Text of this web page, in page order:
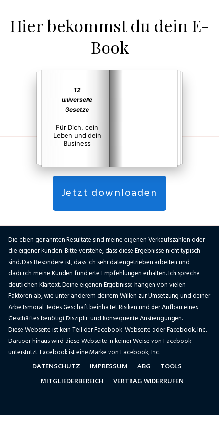
Hier bekommst du dein E-
Book
12
universelle
Gesetze
Für Dich, dein
Leben und dein
Business
Jetzt downloaden
Die oben genannten Resultate sind meine eigenen Verkaufszahlen oder
die eigener Kunden. Bitte verstehe, dass diese Ergebnisse nicht typisch
sind. Das Besondere ist, dass ich sehr datengetrieben arbeiten und
dadurch meine Kunden fundierte Empfehlungen erhalten. Ich spreche
deutlichen Klartext. Deine eigenen Ergebnisse hängen von vielen
Faktoren ab, wie unter anderem deinem Willen zur Umsetzung und deiner
Arbeitsmoral. Jedes Geschäft beinhaltet Risiken und der Aufbau eines
Geschäftes benötigt Disziplin und konsequente Anstrengungen.
Diese Webseite ist kein Teil der Facebook-Webseite oder Facebook, Inc.
Darüber hinaus wird diese Webseite in keiner Weise von Facebook
unterstützt. Facebook ist eine Marke von Facebook, Inc.
DATENSCHUTZ IMPRESSUM ABG
TOOLS
MITGLIEDERBEREICH
VERTRAG WIDERRUFEN